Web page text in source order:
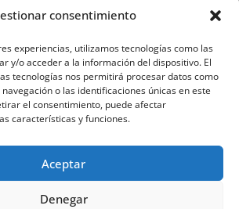
consentimiento
experiencias, utilizamos tecnologías como las
y/o acceder a la información del dispositivo. El
tecnologías nos permitirá procesar datos como
o las identificaciones únicas en este
el consentimiento, puede afectar
características y funciones.
Aceptar
Denegar
de pequeño tamaño
Velox 5N: tecnología de vanguardia para
lista para el espacio
récord con el 90º lanzamiento de